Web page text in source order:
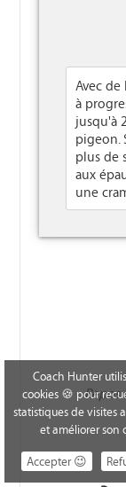
Avec
à
jusqu'à
pigeon.
plus de
aux
une
Coach Hunter
cookies 🍪 pour
statistiques de visites
et améliorer son
Accepter 😉